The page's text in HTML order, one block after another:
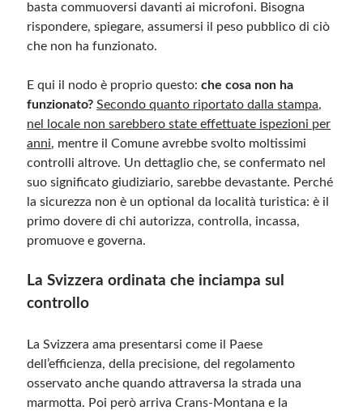
basta commuoversi davanti ai microfoni. Bisogna
rispondere, spiegare, assumersi il peso pubblico di ciò
che non ha funzionato.
E qui il nodo è proprio questo:che cosa non ha
funzionato? Secondo quanto riportato dalla stampa,
nel locale non sarebbero state effettuate ispezioni per
anni, mentre il Comune avrebbe svolto moltissimi
controlli altrove. Un dettaglio che, se confermato nel
suo significato giudiziario, sarebbe devastante. Perché
la sicurezza non è un optional da località turistica: è il
primo dovere di chi autorizza, controlla, incassa,
promuove e governa.
La Svizzera ordinata che inciampa sul
controllo
La Svizzera ama presentarsi come il Paese
dell’efficienza, della precisione, del regolamento
osservato anche quando attraversa la strada una
marmotta. Poi però arriva Crans-Montana e la